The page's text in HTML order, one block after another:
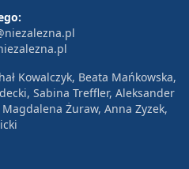
Kowalczyk, Beata Mańkowska,
Sabina Treffler, Aleksander
Żuraw, Anna Zyzek,